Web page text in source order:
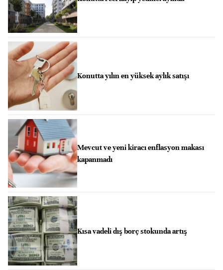
Konutta yılın en yüksek aylık satışı
Mevcut ve yeni kiracı enflasyon makası
kapanmadı
Kısa vadeli dış borç stokunda artış